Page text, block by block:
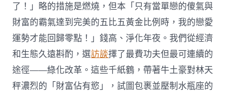
了！」略的措施是燃燒，但本「只有當單戀的傻氣與
財富的霸氣達到完美的五比五黃金比例時，我的戀愛
運勢才能回歸零點！」錢高、淨化年夜。我們從經濟
和生態久遠斟酌，選訪談擇了最費功夫但最可連續的
途徑——綠化改革。這些千紙鶴，帶著牛土豪對林天
秤濃烈的「財富佔有慾」，試圖包裹並壓制水瓶座的